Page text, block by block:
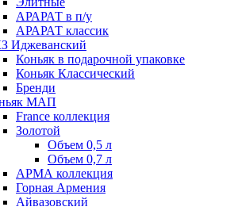
АРАРАТ в п/у
АРАРАТ классик
Иджеванский
Коньяк в подарочной упаковке
Коньяк Классический
Бренди
МАП
France коллекция
Золотой
Объем 0,5 л
Объем 0,7 л
АРМА коллекция
Горная Армения
Айвазовский